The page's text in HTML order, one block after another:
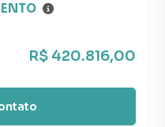
R$ 420.816,00